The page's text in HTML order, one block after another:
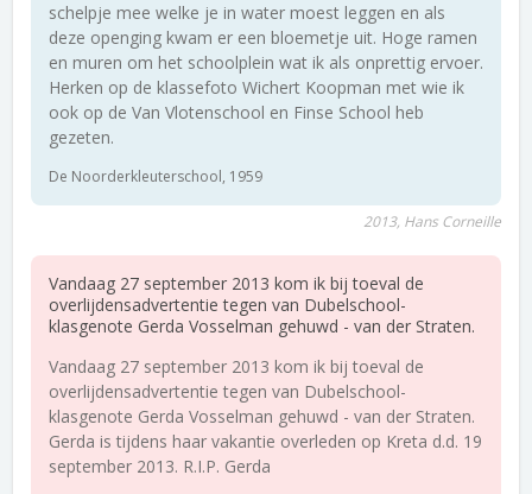
schelpje mee welke je in water moest leggen en als
deze openging kwam er een bloemetje uit. Hoge ramen
en muren om het schoolplein wat ik als onprettig ervoer.
Herken op de klassefoto Wichert Koopman met wie ik
ook op de Van Vlotenschool en Finse School heb
gezeten.
De Noorderkleuterschool, 1959
2013, Hans Corneille
Vandaag 27 september 2013 kom ik bij toeval de
overlijdensadvertentie tegen van Dubelschool-
klasgenote Gerda Vosselman gehuwd - van der Straten.
Vandaag 27 september 2013 kom ik bij toeval de
overlijdensadvertentie tegen van Dubelschool-
klasgenote Gerda Vosselman gehuwd - van der Straten.
Gerda is tijdens haar vakantie overleden op Kreta d.d. 19
september 2013. R.I.P. Gerda